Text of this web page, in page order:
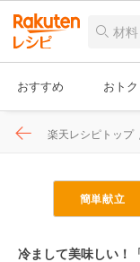
おすすめ おトク
楽天レシピトップ
簡単献立
冷まして美味しい！